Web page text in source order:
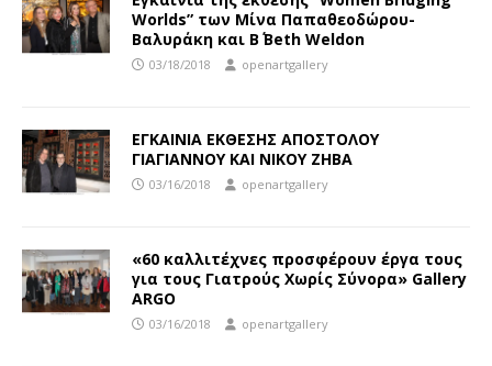
Worlds” των Μίνα Παπαθεοδώρου-
Βαλυράκη και B΄ Beth Weldon
03/18/2018 openartgallery
ΕΓΚΑΙΝΙΑ ΕΚΘΕΣΗΣ ΑΠΟΣΤΟΛΟΥ
ΓΙΑΓΙΑΝΝΟΥ ΚΑΙ ΝΙΚΟΥ ΖΗΒΑ
03/16/2018 openartgallery
«60 καλλιτέχνες προσφέρουν έργα τους
για τους Γιατρούς Χωρίς Σύνορα» Gallery
ARGO
03/16/2018 openartgallery